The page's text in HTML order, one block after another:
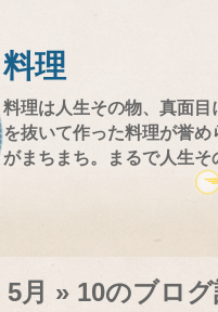
料理
料理は人生その物、真面
を抜いて作った料理が誉
がまちまち。まるで人生そ
5月 » 10のブロ